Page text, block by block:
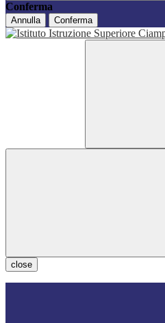
Conferma
Annulla Conferma
close